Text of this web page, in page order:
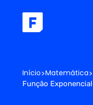
Início>Matemática>
Função Exponencial